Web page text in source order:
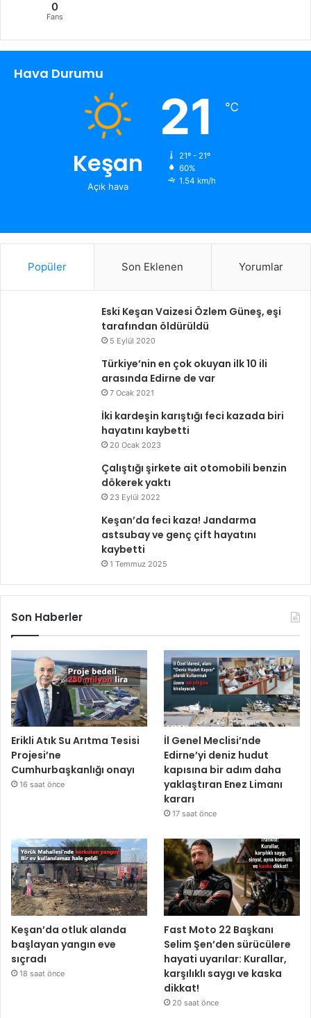
0
Fans
Hava Durumu
Keşan
Açık hava
21 ℃
21º - 21º
60%
1.54 km/h
Popüler Son Eklenen Yorumlar
Eski Keşan Vaizesi Özlem Güneş, eşi
tarafından öldürüldü
5 Eylül 2020
Türkiye’nin en çok okuyan ilk 10 ili
arasında Edirne de var
7 Ocak 2021
İki kardeşin karıştığı feci kazada biri
hayatını kaybetti
20 Ocak 2023
Çalıştığı şirkete ait otomobili benzin
dökerek yaktı
23 Eylül 2022
Keşan’da feci kaza! Jandarma
astsubay ve genç çift hayatını
kaybetti
1 Temmuz 2025
Son Haberler
Erikli Atık Su Arıtma Tesisi
Projesi’ne
Cumhurbaşkanlığı onayı
16 saat önce
İl Genel Meclisi’nde
Edirne’yi deniz hudut
kapısına bir adım daha
yaklaştıran Enez Limanı
kararı
17 saat önce
Keşan’da otluk alanda
başlayan yangın eve
sıçradı
18 saat önce
Fast Moto 22 Başkanı
Selim Şen’den sürücülere
hayati uyarılar: Kurallar,
karşılıklı saygı ve kaska
dikkat!
20 saat önce